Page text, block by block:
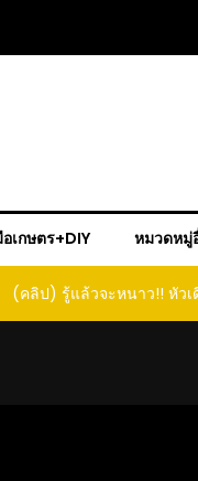
อเกษตร+DIY หมวดหมู่
(คลิป) รู้แล้วจะหนาว!! หัวเ
หนอนแมลง หนีกระเจิ